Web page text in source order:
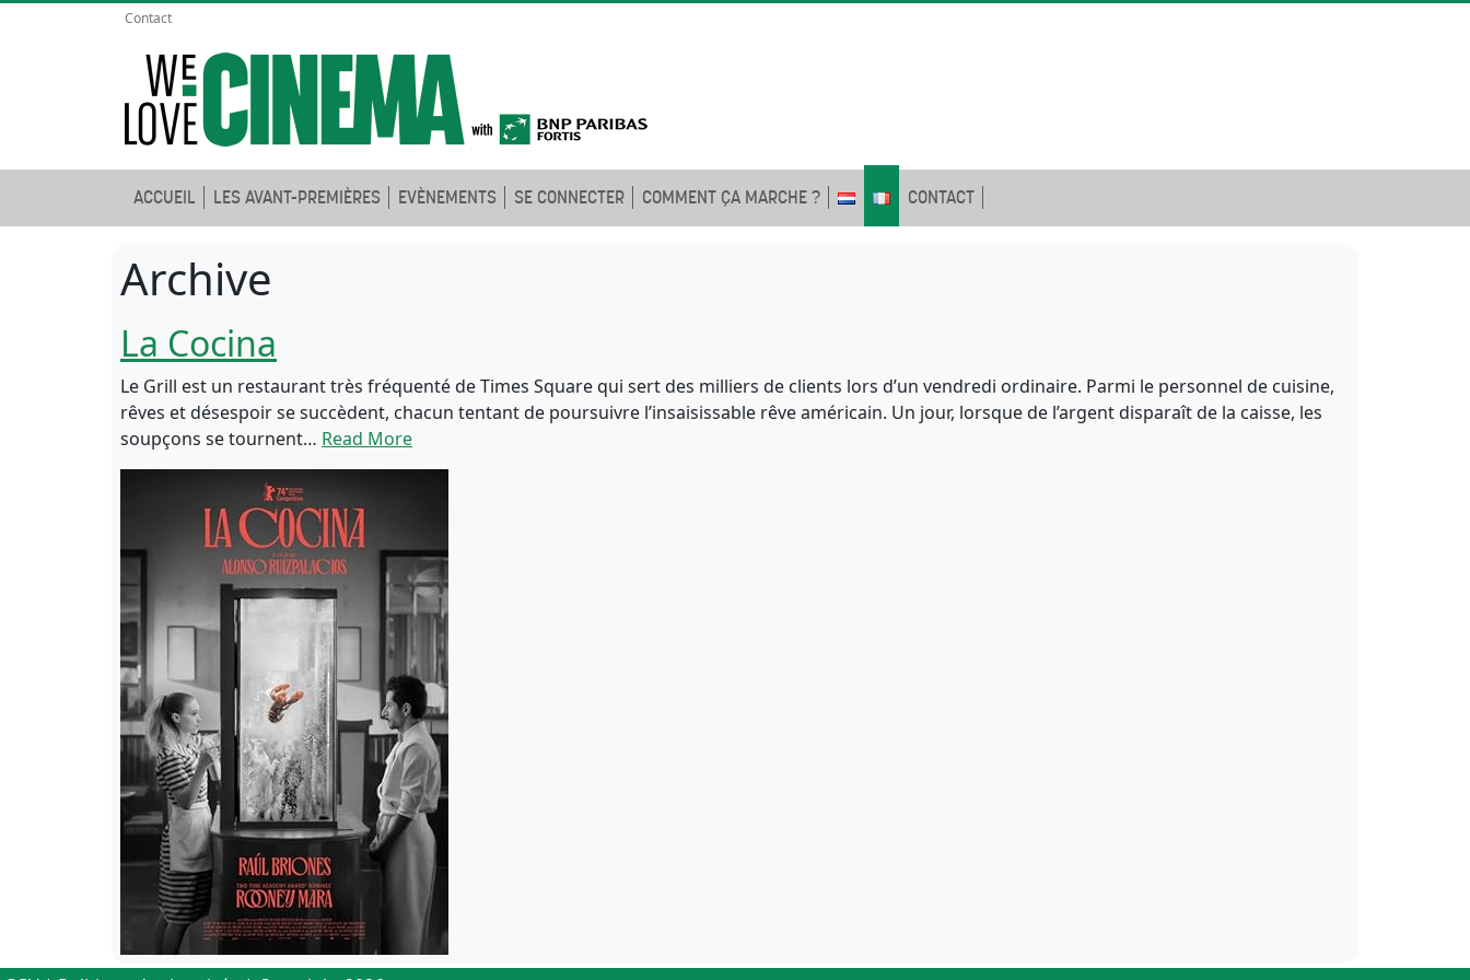
Contact
ACCUEIL LES AVANT-PREMIÈRES EVÈNEMENTS SE CONNECTER COMMENT ÇA MARCHE ? CONTACT
Archive
La Cocina
Le Grill est un restaurant très fréquenté de Times Square qui sert des milliers de clients lors d’un vendredi ordinaire. Parmi le personnel de cuisine,
rêves et désespoir se succèdent, chacun tentant de poursuivre l’insaisissable rêve américain. Un jour, lorsque de l’argent disparaît de la caisse, les
soupçons se tournent… Read More